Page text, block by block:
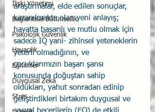
İlişki Yönetimi
Bağlantısal Bütünsellik
Psikolojik Güvenlik
Havacılık
Eğitimler
Duygusal Zekâ
Stres
araştırmalar, elde edilen sonuçlar,
kazanılmakta olan yeni anlayış;
hayatta başarılı ve mutlu olmak için
sadece IQ yani- zihinsel yeteneklerin
yeterli olmadığının, ve
çocuklarımızın başarı şansı
konusunda doğuştan sahip
oldukları, yahut sonradan edinip
geliştirdikleri birtakım duygusal ve